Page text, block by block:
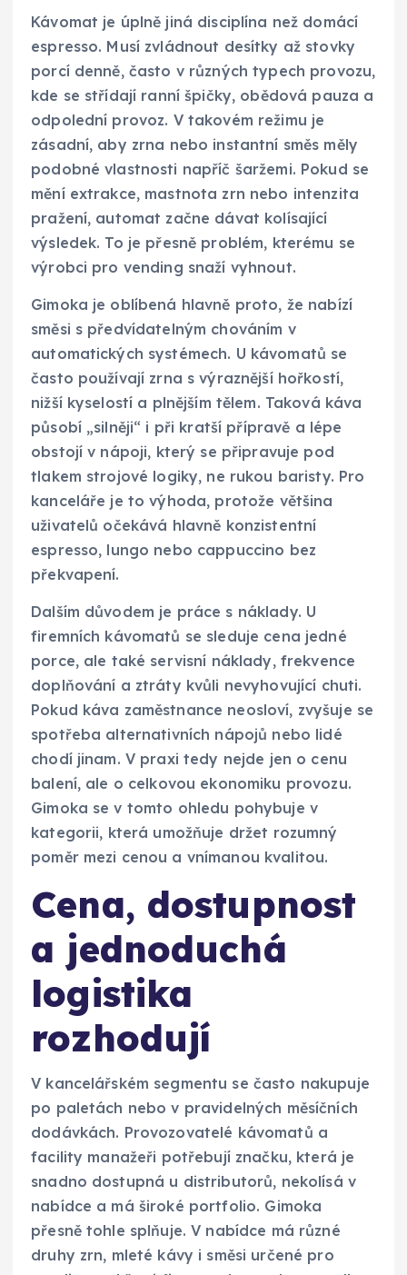
Kávomat je úplně jiná disciplína než domácí
espresso. Musí zvládnout desítky až stovky
porcí denně, často v různých typech provozu,
kde se střídají ranní špičky, obědová pauza a
odpolední provoz. V takovém režimu je
zásadní, aby zrna nebo instantní směs měly
podobné vlastnosti napříč šaržemi. Pokud se
mění extrakce, mastnota zrn nebo intenzita
pražení, automat začne dávat kolísající
výsledek. To je přesně problém, kterému se
výrobci pro vending snaží vyhnout.
Gimoka je oblíbená hlavně proto, že nabízí
směsi s předvídatelným chováním v
automatických systémech. U kávomatů se
často používají zrna s výraznější hořkostí,
nižší kyselostí a plnějším tělem. Taková káva
působí „silněji“ i při kratší přípravě a lépe
obstojí v nápoji, který se připravuje pod
tlakem strojové logiky, ne rukou baristy. Pro
kanceláře je to výhoda, protože většina
uživatelů očekává hlavně konzistentní
espresso, lungo nebo cappuccino bez
překvapení.
Dalším důvodem je práce s náklady. U
firemních kávomatů se sleduje cena jedné
porce, ale také servisní náklady, frekvence
doplňování a ztráty kvůli nevyhovující chuti.
Pokud káva zaměstnance neosloví, zvyšuje se
spotřeba alternativních nápojů nebo lidé
chodí jinam. V praxi tedy nejde jen o cenu
balení, ale o celkovou ekonomiku provozu.
Gimoka se v tomto ohledu pohybuje v
kategorii, která umožňuje držet rozumný
poměr mezi cenou a vnímanou kvalitou.
Cena, dostupnost
a jednoduchá
logistika
rozhodují
V kancelářském segmentu se často nakupuje
po paletách nebo v pravidelných měsíčních
dodávkách. Provozovatelé kávomatů a
facility manažeři potřebují značku, která je
snadno dostupná u distributorů, nekolísá v
nabídce a má široké portfolio. Gimoka
přesně tohle splňuje. V nabídce má různé
druhy zrn, mleté kávy i směsi určené pro